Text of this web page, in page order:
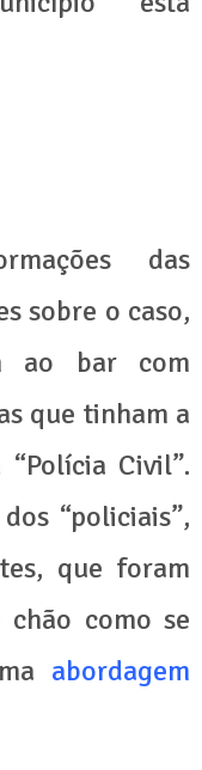
das
sobre o caso,
ao bar com
que tinham a
Civil”.
“policiais”,
que foram
como se
abordagem